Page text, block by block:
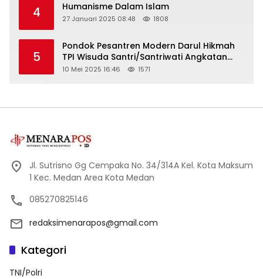
4 Humanisme Dalam Islam
27 Januari 2025 08:48 1808
5
Pondok Pesantren Modern Darul Hikmah
TPI Wisuda Santri/Santriwati Angkatan
XXXIII
10 Mei 2025 16:46 1571
Jl. Sutrisno Gg Cempaka No. 34/314A Kel. Kota Maksum
1 Kec. Medan Area Kota Medan
085270825146
redaksimenarapos@gmail.com
Kategori
TNI/Polri